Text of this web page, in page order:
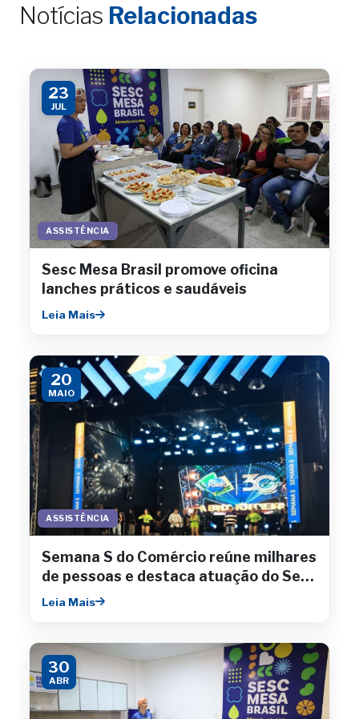
Notícias Relacionadas
23
JUL
ASSISTÊNCIA
Sesc Mesa Brasil promove oficina
lanches práticos e saudáveis
Leia Mais
20
MAIO
ASSISTÊNCIA
Semana S do Comércio reúne milhares
de pessoas e destaca atuação do Sesc
Sergipe
Leia Mais
30
ABR